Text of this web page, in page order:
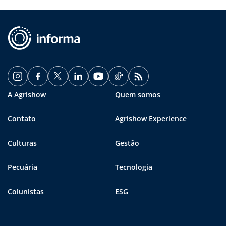
A Agrishow Quem somos
Contato Agrishow Experience
Culturas Gestão
Pecuária Tecnologia
Colunistas ESG